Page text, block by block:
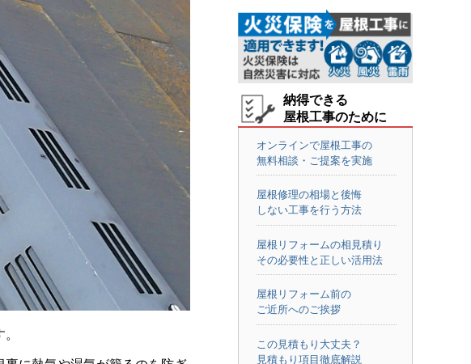
納得できる
屋根工事のために
オンラインで屋根工事の
無料相談・ご提案を実施
屋根修理の相場と後悔
しない工事を行う方法
屋根リフォームの相見積り
その必要性と正しい活用法
屋根リフォーム前の
ご近所へのご挨拶
この見積もり大丈夫？
見積もり項目徹底解説